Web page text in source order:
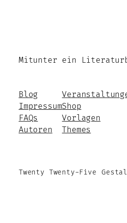
Mitunter ein
Blog
Impressum
FAQs
Autoren
Shop
Vorlagen
Themes
Twenty Twenty-Five